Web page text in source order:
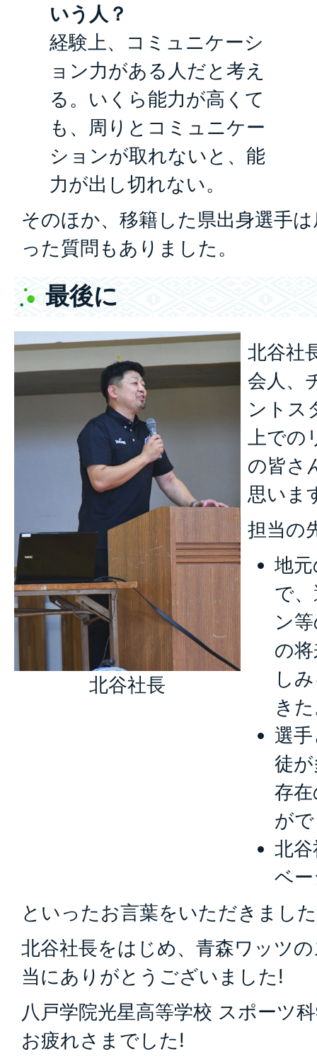
いう人？
経験上、コミュニケーシ
ョン力がある人だと考え
る。いくら能力が高くて
も、周りとコミュニケー
ションが取れないと、能
力が出し切れない。
そのほか、移籍した県出身選手
った質問もありました。
最後に
北谷社長
北谷社
会人、
ントス
上での
の皆さ
思いま
担当の
地
で
ン
の
し
き
選
徒
存
が
北
ベ
といったお言葉をいただきまし
北谷社長をはじめ、青森ワッツ
当にありがとうございました!
八戸学院光星高等学校 スポーツ
お疲れさまでした!